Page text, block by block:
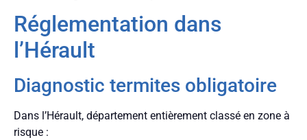
Réglementation dans
l’Hérault
Diagnostic termites obligatoire
Dans l’Hérault, département entièrement classé en zone à
risque :